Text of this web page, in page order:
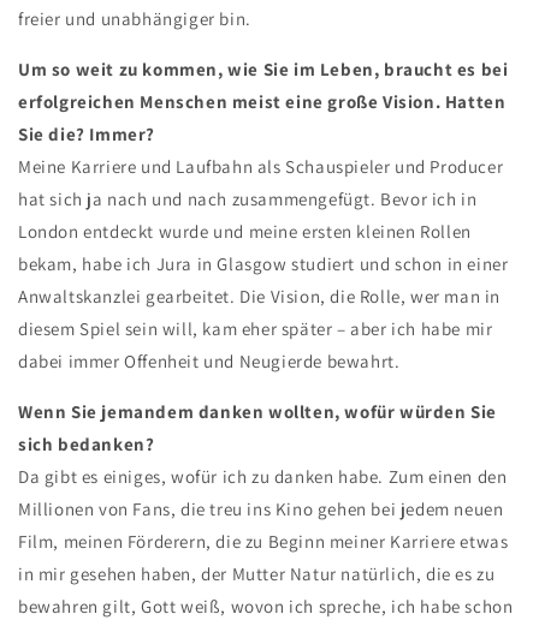
freier und unabhängiger bin.
Um so weit zu kommen, wie Sie im Leben, braucht es bei
erfolgreichen Menschen meist eine große Vision. Hatten
Sie die? Immer?
Meine Karriere und Laufbahn als Schauspieler und Producer
hat sich ja nach und nach zusammengefügt. Bevor ich in
London entdeckt wurde und meine ersten kleinen Rollen
bekam, habe ich Jura in Glasgow studiert und schon in einer
Anwaltskanzlei gearbeitet. Die Vision, die Rolle, wer man in
diesem Spiel sein will, kam eher später – aber ich habe mir
dabei immer Offenheit und Neugierde bewahrt.
Wenn Sie jemandem danken wollten, wofür würden Sie
sich bedanken?
Da gibt es einiges, wofür ich zu danken habe. Zum einen den
Millionen von Fans, die treu ins Kino gehen bei jedem neuen
Film, meinen Förderern, die zu Beginn meiner Karriere etwas
in mir gesehen haben, der Mutter Natur natürlich, die es zu
bewahren gilt, Gott weiß, wovon ich spreche, ich habe schon